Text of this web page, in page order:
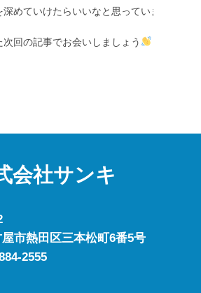
めていけたらいいなと思っています。
次回の記事でお会いしましょう
会社サンキ
市熱田区三本松町6番5号
2555